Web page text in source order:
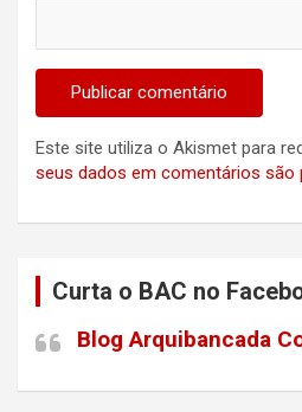
Este site utiliza o Akismet para
seus dados em comentários são
Curta o BAC no
Blog Arquibancada